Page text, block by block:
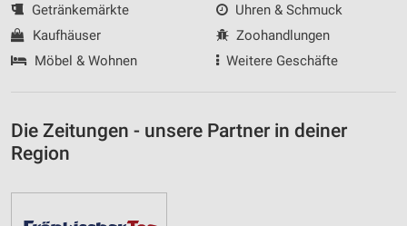
Getränkemärkte
Kaufhäuser
Möbel & Wohnen
Uhren & Schmuck
Zoohandlungen
Weitere Geschäfte
Die Zeitungen - unsere Partner in deiner
Region